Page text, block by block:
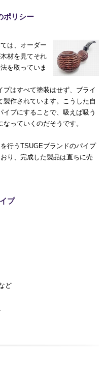
ポリシー
は、オーダー
材を見てそれ
を取っていま
プはすべて塗装はせず、ブライ
製作されています。こうした自
イプにすることで、吸えば吸う
っていくのだそうです。
行うTSUGEブランドのパイプ
り、完成した製品は直ちに売
プ
ど